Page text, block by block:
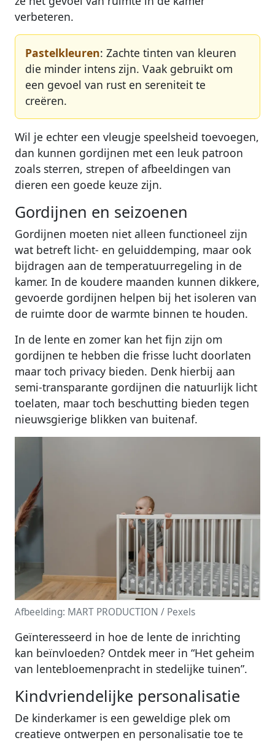
verbeteren.
Pastelkleuren: Zachte tinten van kleuren
die minder intens zijn. Vaak gebruikt om
een gevoel van rust en sereniteit te
creëren.
Wil je echter een vleugje speelsheid toevoegen,
dan kunnen gordijnen met een leuk patroon
zoals sterren, strepen of afbeeldingen van
dieren een goede keuze zijn.
Gordijnen en seizoenen
Gordijnen moeten niet alleen functioneel zijn
wat betreft licht- en geluiddemping, maar ook
bijdragen aan de temperatuurregeling in de
kamer. In de koudere maanden kunnen dikkere,
gevoerde gordijnen helpen bij het isoleren van
de ruimte door de warmte binnen te houden.
In de lente en zomer kan het fijn zijn om
gordijnen te hebben die frisse lucht doorlaten
maar toch privacy bieden. Denk hierbij aan
semi-transparante gordijnen die natuurlijk licht
toelaten, maar toch beschutting bieden tegen
nieuwsgierige blikken van buitenaf.
Afbeelding: MART PRODUCTION / Pexels
Geïnteresseerd in hoe de lente de inrichting
kan beïnvloeden? Ontdek meer in “Het geheim
van lentebloemenpracht in stedelijke tuinen”.
Kindvriendelijke personalisatie
De kinderkamer is een geweldige plek om
creatieve ontwerpen en personalisatie toe te